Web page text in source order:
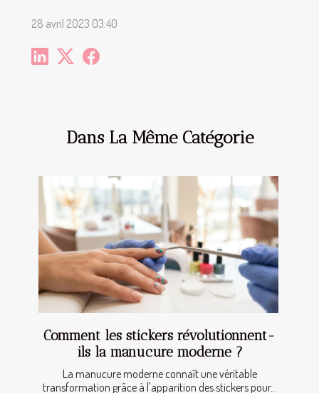
Dans La Même Catégorie
Comment les stickers révolutionnent-
ils la manucure moderne ?
La manucure moderne connaît une véritable
transformation grâce à l'apparition des stickers pour...
28 avril 2023 03:40